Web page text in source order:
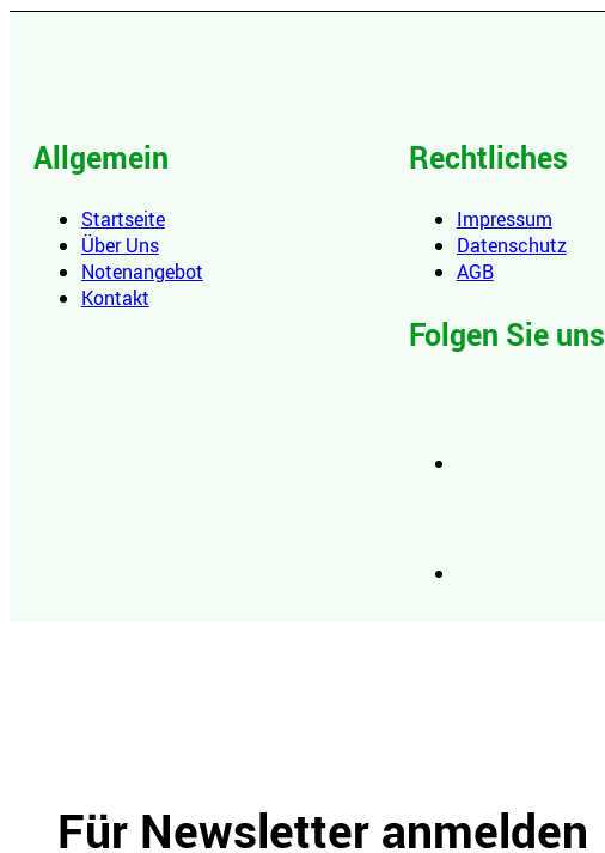
Allgemein
Startseite
Über Uns
Notenangebot
Kontakt
Rechtliches
Impressum
Datenschutz
AGB
Folgen Sie uns
Für Newsletter anmelden